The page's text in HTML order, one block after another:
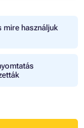
mire használjuk